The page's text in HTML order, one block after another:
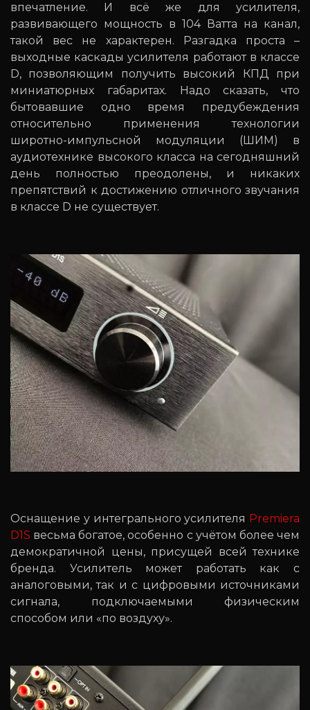
впечатление. И всё же для усилителя,
развивающего мощность в 104 Ватта на канал,
такой вес не характерен. Разгадка проста –
выходные каскады усилителя работают в классе
D, позволяющим получить высокий КПД при
миниатюрных габаритах. Надо сказать, что
бытовавшие одно время предубеждения
относительно применения технологии
широтно-импульсной модуляции (ШИМ) в
аудиотехнике высокого класса на сегодняшний
день полностью преодолены, и никаких
препятствий к достижению отличного звучания
в классе D не существует.
Оснащение у интегрального усилителя Premiera
D1S весьма богатое, особенно с учётом более чем
демократичной цены, присущей всей технике
бренда. Усилитель может работать как с
аналоговыми, так и с цифровыми источниками
сигнала, подключаемыми физическим
способом или «по воздуху».